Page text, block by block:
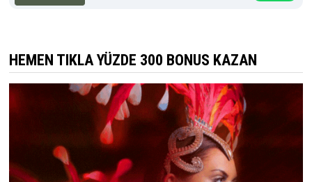
HEMEN TIKLA YÜZDE 300 BONUS KAZAN